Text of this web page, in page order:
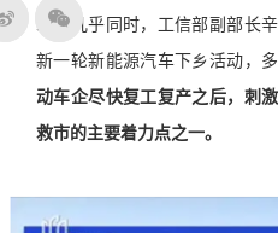
次。几乎同时，工信部副部长
新一轮新能源汽车下乡活动，
动车企尽快复工复产之后，刺
救市的主要着力点之一。